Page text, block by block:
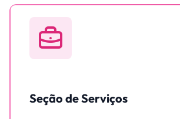
Seção de Serviços